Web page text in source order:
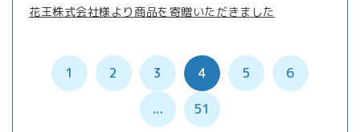
花王株式会社様より商品を寄贈いただきました
1 2 3 4 5 6
... 51